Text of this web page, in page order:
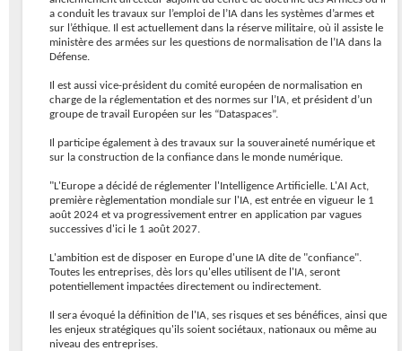
a conduit les travaux sur l’emploi de l’IA dans les systèmes d’armes et
sur l’éthique. Il est actuellement dans la réserve militaire, où il assiste le
ministère des armées sur les questions de normalisation de l’IA dans la
Défense.
Il est aussi vice-président du comité européen de normalisation en
charge de la réglementation et des normes sur l’IA, et président d’un
groupe de travail Européen sur les “Dataspaces”.
Il participe également à des travaux sur la souveraineté numérique et
sur la construction de la confiance dans le monde numérique.
"L'Europe a décidé de réglementer l'Intelligence Artificielle. L'AI Act,
première règlementation mondiale sur l'IA, est entrée en vigueur le 1
août 2024 et va progressivement entrer en application par vagues
successives d'ici le 1 août 2027.
L'ambition est de disposer en Europe d'une IA dite de "confiance".
Toutes les entreprises, dès lors qu'elles utilisent de l'IA, seront
potentiellement impactées directement ou indirectement.
Il sera évoqué la définition de l'IA, ses risques et ses bénéfices, ainsi que
les enjeux stratégiques qu'ils soient sociétaux, nationaux ou même au
niveau des entreprises.